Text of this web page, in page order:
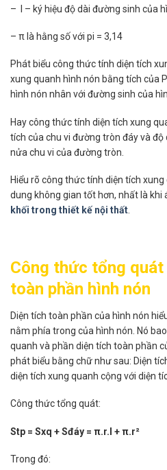
– l – ký hiệu độ dài đường sinh của
– π là hằng số với pi = 3,14
Phát biểu công thức tính diện tích
xung quanh hình nón bằng tích của
hình nón nhân với đường sinh của
Hay công thức tính diện tích xung
tích của chu vi đường tròn đáy và độ
nửa chu vi của đường tròn.
Hiểu rõ công thức tính diện tích
dung không gian tốt hơn, nhất là khi
khối trong thiết kế nội thất
Công thức tổng
toàn phần hình nón
Diện tích toàn phần của hình nón
nằm phía trong của hình nón. Nó
quanh và phần diện tích toàn phần
phát biểu bằng chữ như sau: Diện
diện tích xung quanh cộng với diện
Công thức tổng quát:
Stp = Sxq + Sđáy = π.r.l + π.r²
Trong đó: